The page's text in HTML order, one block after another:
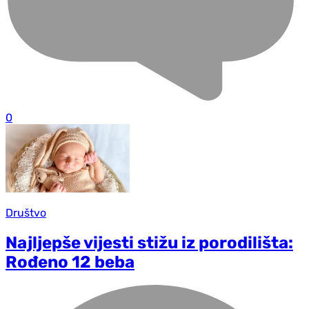
0
Društvo
Najljepše vijesti stižu iz porodilišta:
Rođeno 12 beba